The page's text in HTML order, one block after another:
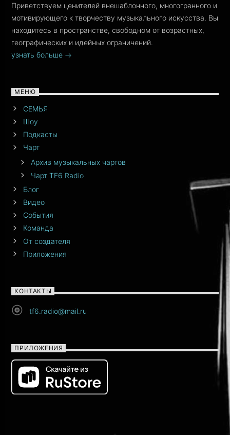
Приветствуем ценителей внешаблонного, многогранного и
мотивирующего к творчеству музыкального искусства. Вы
находитесь в пространстве, свободном от возрастных,
географических и идейных ограничений.
узнать больше
МЕНЮ
СЕМЬЯ
Шоу
Подкасты
Чарт
Архив музыкальных чартов
Чарт TF6 Radio
Блог
Видео
События
Команда
От создателя
Приложения
КОНТАКТЫ
tf6.radio@mail.ru
ПРИЛОЖЕНИЯ